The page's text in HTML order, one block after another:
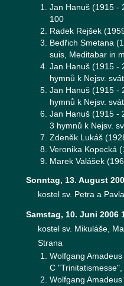
Jan Hanuš (1915 -
100
Radek Rejšek
Bedřich Smetana
suis, Meditabar in
Jan Hanuš (1915 -
hymnů k Nejsv.
Jan Hanuš (1915 -
hymnů k Nejsv.
Jan Hanuš (1915 -
3 hymnů k Nejsv.
Zdeněk Lukáš
Veronika Kopecká
Marek Valášek
Sonntag, 13. August
kostel sv. Petra a
Samstag, 10. Juni 2006
kostel sv. Mikuláše,
Strana
Wolfgang
C "Trinitatismesse",
Wolfgang